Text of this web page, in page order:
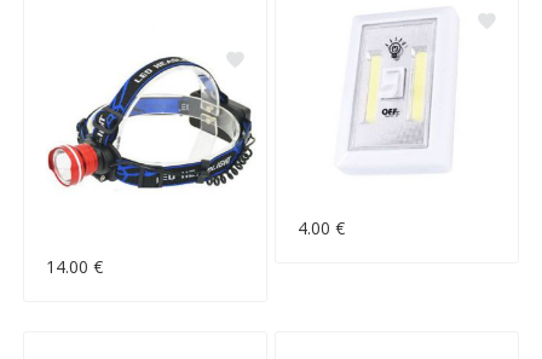
14.00 €
4.00 €